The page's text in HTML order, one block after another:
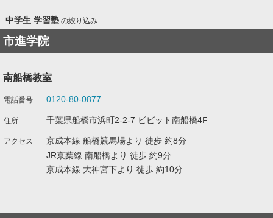
中学生 学習塾の絞り込み
市進学院
南船橋教室
0120-80-0877
千葉県船橋市浜町2-2-7 ビビット南船橋4F
京成本線 船橋競馬場より 徒歩 約8分
JR京葉線 南船橋より 徒歩 約9分
京成本線 大神宮下より 徒歩 約10分